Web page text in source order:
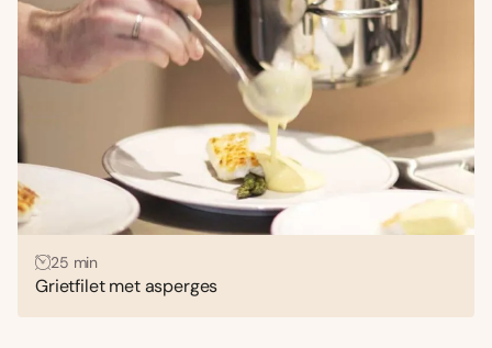
25 min
Grietfilet met asperges